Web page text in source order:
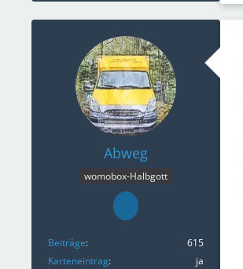
Abweg
womobox-Halbgott
Beiträge
615
Karteneintrag
ja